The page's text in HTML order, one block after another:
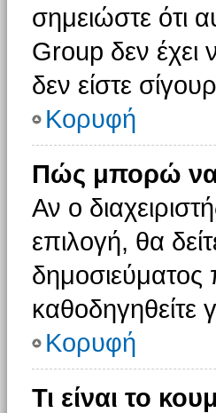
σημειώστε ότι
Group δεν έχει
δεν είστε
Κορυφή
Πώς μπορώ να
Αν ο
επιλογή, θα
δημοσιεύματος
καθοδηγηθείτε
Κορυφή
Τι είναι το